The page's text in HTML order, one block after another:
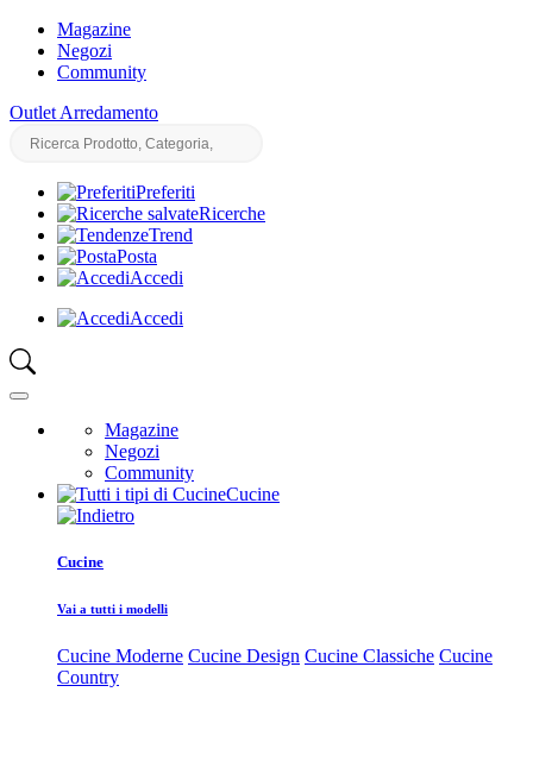
Magazine
Negozi
Community
Outlet Arredamento
Preferiti
Ricerche
Trend
Posta
Accedi
Accedi
Magazine
Negozi
Community
Cucine
Cucine
Vai a tutti i modelli
Cucine Moderne Cucine Design Cucine Classiche Cucine
Country